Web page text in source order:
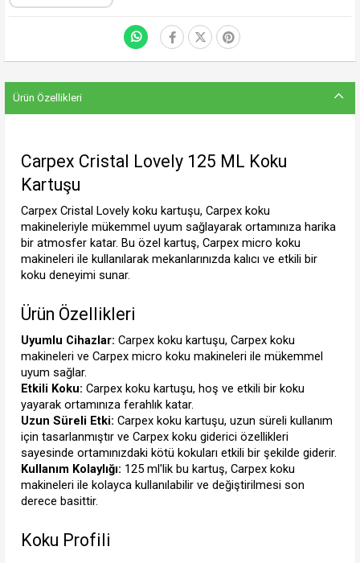
Ürün Özellikleri
Carpex Cristal Lovely 125 ML Koku
Kartuşu
Carpex Cristal Lovely koku kartuşu, Carpex koku
makineleriyle mükemmel uyum sağlayarak ortamınıza harika
bir atmosfer katar. Bu özel kartuş, Carpex micro koku
makineleri ile kullanılarak mekanlarınızda kalıcı ve etkili bir
koku deneyimi sunar.
Ürün Özellikleri
Uyumlu Cihazlar: Carpex koku kartuşu, Carpex koku
makineleri ve Carpex micro koku makineleri ile mükemmel
uyum sağlar.
Etkili Koku: Carpex koku kartuşu, hoş ve etkili bir koku
yayarak ortamınıza ferahlık katar.
Uzun Süreli Etki: Carpex koku kartuşu, uzun süreli kullanım
için tasarlanmıştır ve Carpex koku giderici özellikleri
sayesinde ortamınızdaki kötü kokuları etkili bir şekilde giderir.
Kullanım Kolaylığı: 125 ml'lik bu kartuş, Carpex koku
makineleri ile kolayca kullanılabilir ve değiştirilmesi son
derece basittir.
Koku Profili